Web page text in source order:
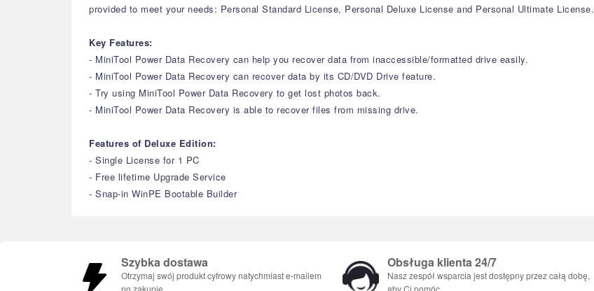
provided to meet your needs: Personal Standard License, Personal Deluxe License and Personal Ultimate License.
Key Features:
- MiniTool Power Data Recovery can help you recover data from inaccessible/formatted drive easily.
- MiniTool Power Data Recovery can recover data by its CD/DVD Drive feature.
- Try using MiniTool Power Data Recovery to get lost photos back.
- MiniTool Power Data Recovery is able to recover files from missing drive.
Features of Deluxe Edition:
- Single License for 1 PC
- Free lifetime Upgrade Service
- Snap-in WinPE Bootable Builder
Szybka dostawa
Otrzymaj swój produkt cyfrowy natychmiast e-mailem
po zakupie.
Obsługa klienta 24/7
Nasz zespół wsparcia jest dostępny przez całą dobę,
aby Ci pomóc.